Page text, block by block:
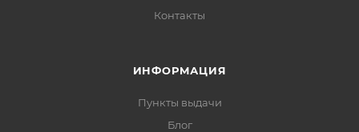
Контакты
ИНФОРМАЦИЯ
Пункты выдачи
Блог